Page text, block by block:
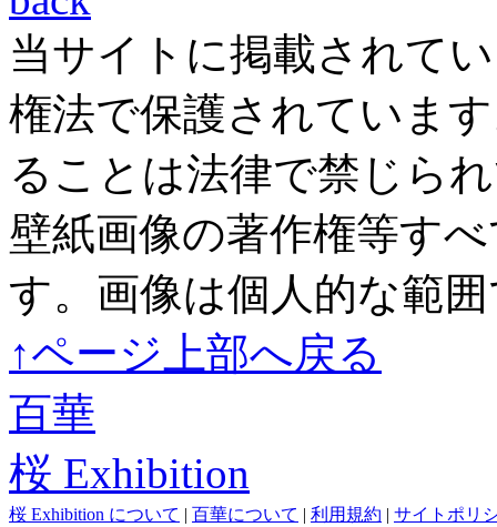
当サイトに掲載されて
権法で保護されていま
ることは法律で禁じら
壁紙画像の著作権等す
す。画像は個人的な範
↑ページ上部へ戻る
百華
桜 Exhibition
桜 Exhibition について | 百華について | 利用規約 | サイトポリ